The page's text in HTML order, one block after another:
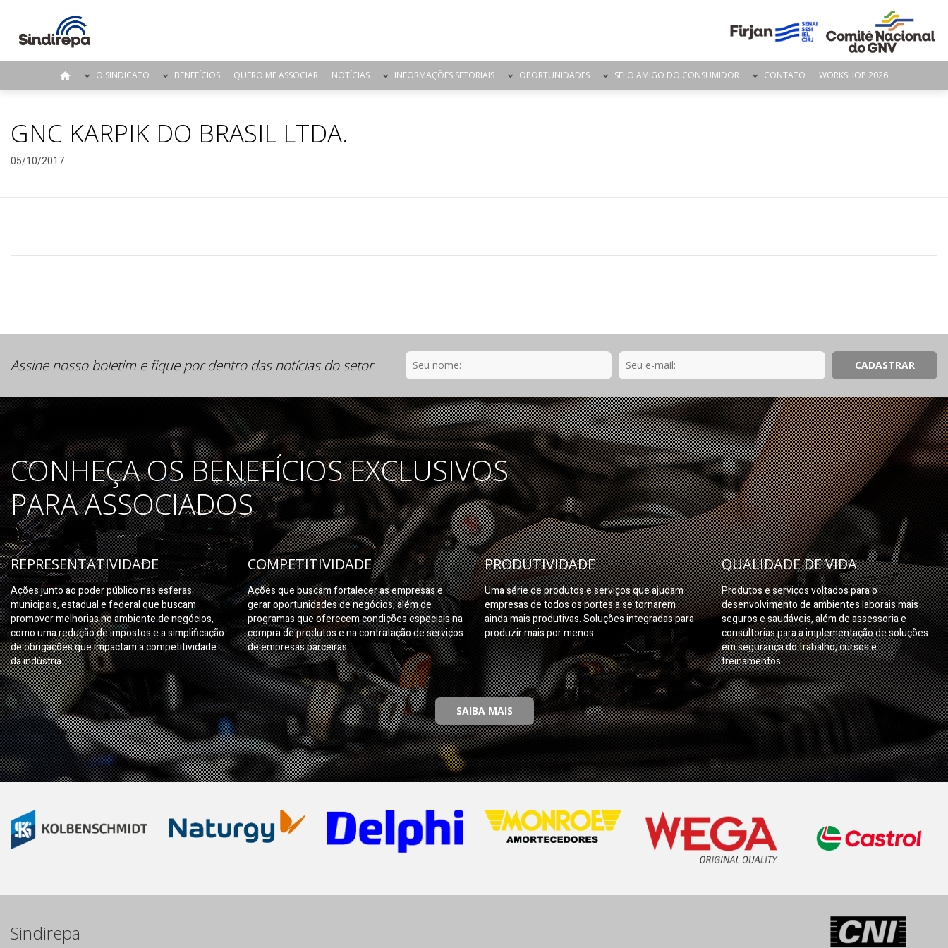
O SINDICATO BENEFÍCIOS QUERO ME ASSOCIAR NOTÍCIAS INFORMAÇÕES SETORIAIS OPORTUNIDADES SELO AMIGO DO CONSUMIDOR CONTATO WORKSHOP 2026
GNC KARPIK DO BRASIL LTDA.
05/10/2017
Assine nosso boletim e fique por dentro das notícias do setor
CONHEÇA OS BENEFÍCIOS EXCLUSIVOS
PARA ASSOCIADOS
REPRESENTATIVIDADE
Ações junto ao poder público nas esferas
municipais, estadual e federal que buscam
promover melhorias no ambiente de negócios,
como uma redução de impostos e a simplificação
de obrigações que impactam a competitividade
da indústria.
COMPETITIVIDADE
Ações que buscam fortalecer as empresas e
gerar oportunidades de negócios, além de
programas que oferecem condições especiais na
compra de produtos e na contratação de serviços
de empresas parceiras.
PRODUTIVIDADE
Uma série de produtos e serviços que ajudam
empresas de todos os portes a se tornarem
ainda mais produtivas. Soluções integradas para
produzir mais por menos.
QUALIDADE DE VIDA
Produtos e serviços voltados para o
desenvolvimento de ambientes laborais mais
seguros e saudáveis, além de assessoria e
consultorias para a implementação de soluções
em segurança do trabalho, cursos e
treinamentos.
SAIBA MAIS
Sindirepa